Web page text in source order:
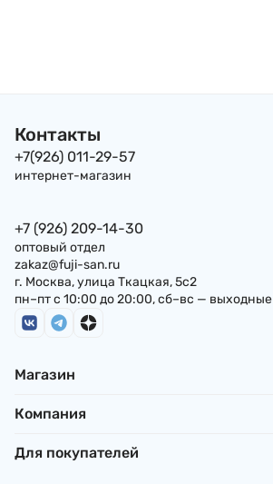
Контакты
+7(926) 011-29-57
интернет-магазин
+7 (926) 209-14-30
оптовый отдел
zakaz@fuji-san.ru
г. Москва, улица Ткацкая, 5с2
пн–пт с 10:00 до 20:00, сб–вс — выходные
Магазин
Компания
Для покупателей